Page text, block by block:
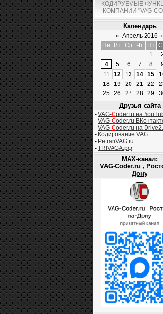
КОДИРУЕМЫЕ
КОМПАНИИ "VAG-
Календарь
« Апрель 2016
Пн
Вт Ср Чт Пт
1
2
4
5 6 7 8
11
12 13 14 15
18
19 20 21 22
25
26 27 28 29
Друзья сайта
- VAG-Coder.ru на
- VAG-Coder.ru
- VAG-Coder.ru на
- Кодирование VAG
- PetranVAG.ru
- TRIVAGA.рф
MAX-канал:
VAG-Coder.ru ,
Дону